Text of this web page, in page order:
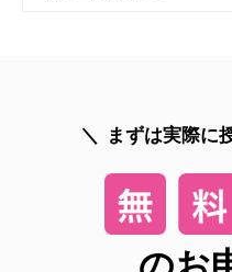
まずは実際に